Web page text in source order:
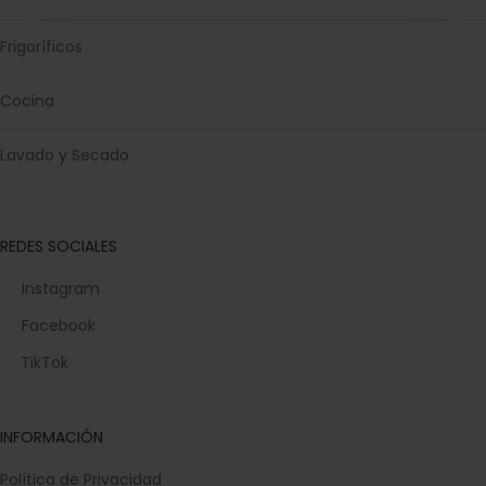
Frigoríficos
Cocina
Lavado y Secado
REDES SOCIALES
Instagram
Facebook
TikTok
INFORMACIÓN
Política de Privacidad